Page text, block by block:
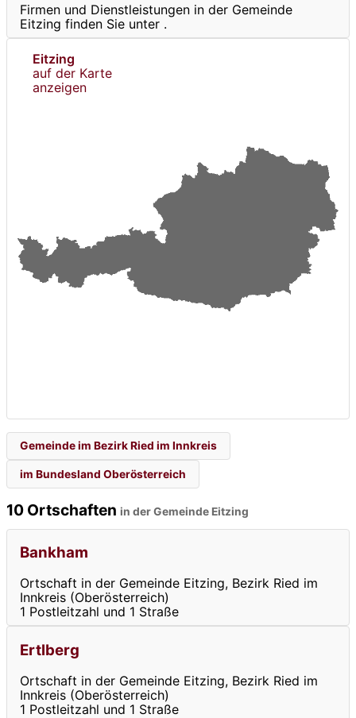
Firmen und Dienstleistungen in der Gemeinde
Eitzing finden Sie unter .
Eitzing
auf der Karte
anzeigen
Gemeinde im Bezirk Ried im Innkreis
im Bundesland Oberösterreich
10 Ortschaften in der Gemeinde Eitzing
Bankham
Ortschaft in der Gemeinde Eitzing, Bezirk Ried im
Innkreis (Oberösterreich)
1 Postleitzahl und 1 Straße
Ertlberg
Ortschaft in der Gemeinde Eitzing, Bezirk Ried im
Innkreis (Oberösterreich)
1 Postleitzahl und 1 Straße